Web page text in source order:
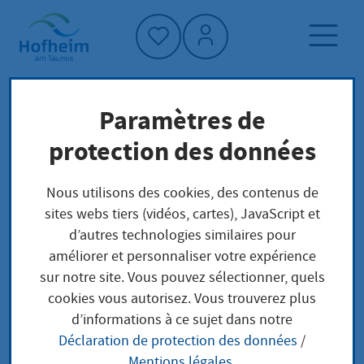
Accueil"
Page d'accueil
Trouver un service
Préoccupations locales
Aufenthaltserlaubnis zum Zweck der
Erwerbstätigkeit Verlängerung zur
Arbeitsplatzsuche nach schulischer oder
betrieblicher Berufsausbildung
Aufenthaltserlaubnis
Paramètres de
protection des données
Nous utilisons des cookies, des contenus de
sites webs tiers (vidéos, cartes), JavaScript et
d’autres technologies similaires pour
améliorer et personnaliser votre expérience
sur notre site. Vous pouvez sélectionner, quels
cookies vous autorisez. Vous trouverez plus
d’informations à ce sujet dans notre
Déclaration de protection des données /